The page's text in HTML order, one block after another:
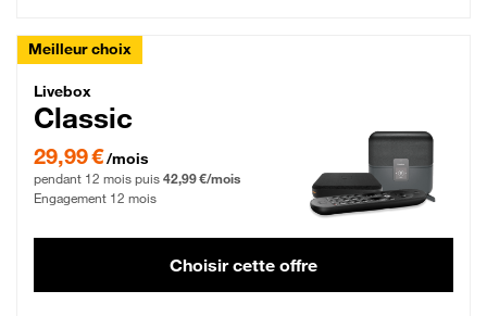
Meilleur choix
Livebox Classic Fibre
Livebox
Classic
29,99 € par mois pendant 12 mois puis 42,99 € par mois, Engagement 12 mois
29,99 €/mois
pendant 12 mois puis 42,99 €/mois
Engagement 12 mois
Choisir cette offre